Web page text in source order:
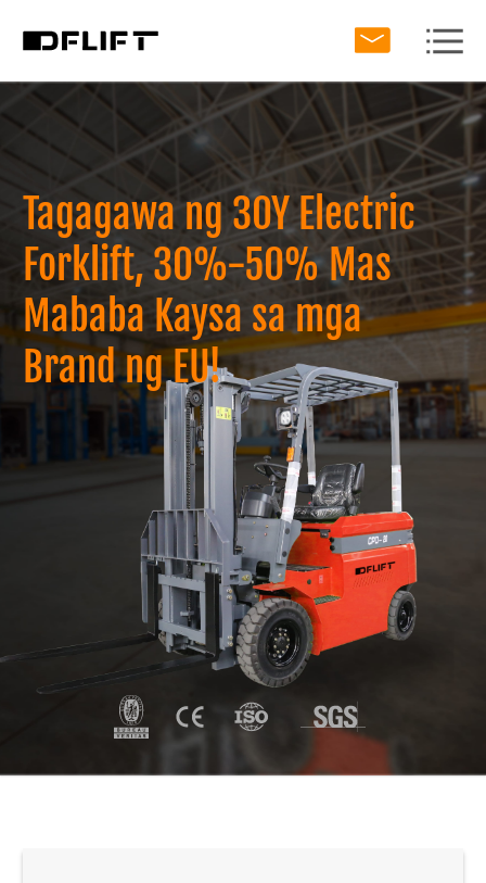
Tagagawa ng 30Y Electric
Forklift, 30%-50% Mas
Mababa Kaysa sa mga
Brand ng EU!